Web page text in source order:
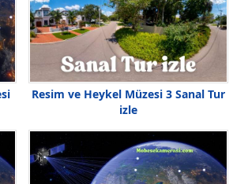
Resim ve Heykel Müzesi 3 Sanal Tur
izle